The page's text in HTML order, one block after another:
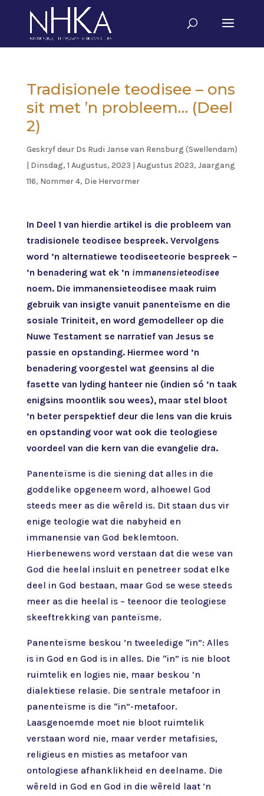
Tradisionele teodisee – ons
sit met ’n probleem… (Deel
2)
Geskryf deur Ds Rudi Janse van Rensburg (Swellendam)
| Dinsdag, 1 Augustus, 2023 | Augustus 2023, Jaargang
116, Nommer 4, Die Hervormer
In Deel 1 van hierdie artikel is die probleem van
tradisionele teodisee bespreek. Vervolgens
word ’n alternatiewe teodiseeteorie bespreek –
’n benadering wat ek ’n immanensieteodisee
noem. Die immanensieteodisee maak ruim
gebruik van insigte vanuit panenteïsme en die
sosiale Triniteit, en word gemodelleer op die
Nuwe Testament se narratief van Jesus se
passie en opstanding. Hiermee word ’n
benadering voorgestel wat geensins al die
fasette van lyding hanteer nie (indien só ’n taak
enigsins moontlik sou wees), maar stel bloot
’n beter perspektief deur die lens van die kruis
en opstanding voor wat ook die teologiese
voordeel van die kern van die evangelie dra.
Panenteïsme is die siening dat alles in die
goddelike opgeneem word, alhoewel God
steeds meer as die wêreld is. Dit staan dus vir
enige teologie wat die nabyheid en
immanensie van God beklemtoon.
Hierbenewens word verstaan dat die wese van
God die heelal insluit en penetreer sodat elke
deel in God bestaan, maar God se wese steeds
meer as die heelal is – teenoor die teologiese
skeeftrekking van panteïsme.
Panenteïsme beskou ’n tweeledige “in”: Alles
is in God en God is in alles. Die “in” is nie bloot
ruimtelik en logies nie, maar beskou ’n
dialektiese relasie. Die sentrale metafoor in
panenteïsme is die “in”-metafoor.
Laasgenoemde moet nie bloot ruimtelik
verstaan word nie, maar verder metafisies,
religieus en misties as metafoor van
ontologiese afhanklikheid en deelname. Die
wêreld in God en God in die wêreld laat ’n